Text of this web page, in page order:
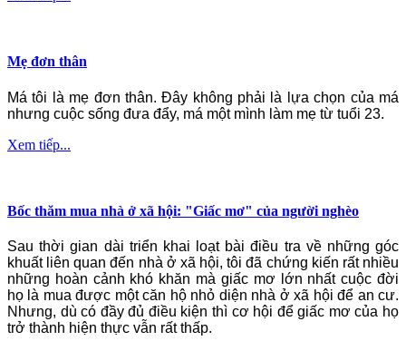
Mẹ đơn thân
Má tôi là mẹ đơn thân. Đây không phải là lựa chọn của má
nhưng cuộc sống đưa đẩy, má một mình làm mẹ từ tuổi 23.
Xem tiếp...
Bốc thăm mua nhà ở xã hội: "Giấc mơ" của người nghèo
Sau thời gian dài triển khai loạt bài điều tra về những góc
khuất liên quan đến nhà ở xã hội, tôi đã chứng kiến rất nhiều
những hoàn cảnh khó khăn mà giấc mơ lớn nhất cuộc đời
họ là mua được một căn hộ nhỏ diện nhà ở xã hội để an cư.
Nhưng, dù có đầy đủ điều kiện thì cơ hội để giấc mơ của họ
trở thành hiện thực vẫn rất thấp.